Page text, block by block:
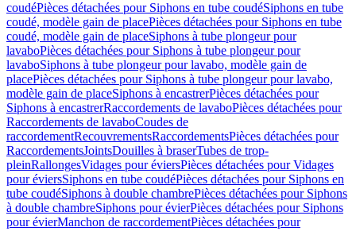
coudéPièces détachées pour Siphons en tube coudéSiphons en tube
coudé, modèle gain de placePièces détachées pour Siphons en tube
coudé, modèle gain de placeSiphons à tube plongeur pour
lavaboPièces détachées pour Siphons à tube plongeur pour
lavaboSiphons à tube plongeur pour lavabo, modèle gain de
placePièces détachées pour Siphons à tube plongeur pour lavabo,
modèle gain de placeSiphons à encastrerPièces détachées pour
Siphons à encastrerRaccordements de lavaboPièces détachées pour
Raccordements de lavaboCoudes de
raccordementRecouvrementsRaccordementsPièces détachées pour
RaccordementsJointsDouilles à braserTubes de trop-
pleinRallongesVidages pour éviersPièces détachées pour Vidages
pour éviersSiphons en tube coudéPièces détachées pour Siphons en
tube coudéSiphons à double chambrePièces détachées pour Siphons
à double chambreSiphons pour évierPièces détachées pour Siphons
pour évierManchon de raccordementPièces détachées pour